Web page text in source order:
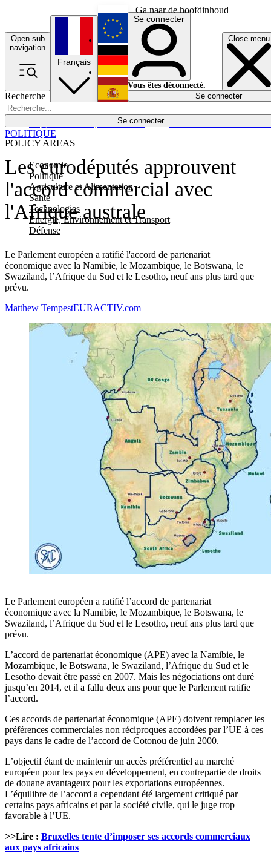
Ga naar de hoofdinhoud
Open sub
navigation
Close menu
Recherche
Se connecter
POLICY AREAS
Economie
Politique
Agriculture et Alimentation
Santé
Technologies
Energie, Environnement et Transport
Défense
Économie
Français
English
Deutsch
Español
Se connecter
Vous êtes déconnecté.
Se connecter
Les eurodéputés approuvent
l'accord commercial avec
l'Afrique australe
Le Parlement européen a ratifié l'accord de partenariat
économique avec la Namibie, le Mozambique, le Botswana, le
Swaziland, l’Afrique du Sud et le Lesotho, neuf ans plus tard que
prévu.
POLITIQUE
Matthew TempestEURACTIV.com
Le Parlement européen a ratifié l’accord de partenariat
économique avec la Namibie, le Mozambique, le Botswana, le
Swaziland, l’Afrique du Sud et le Lesotho, neuf ans plus tard que
prévu.
L’accord de partenariat économique (APE) avec la Namibie, le
Mozambique, le Botswana, le Swaziland, l’Afrique du Sud et le
Lesotho devait être passé en 2007. Mais les négociations ont duré
jusqu’en 2014, et il a fallu deux ans pour que le Parlement ratifie
l’accord.
Ces accords de partenariat économique (APE) doivent remplacer les
préférences commerciales non réciproques accordées par l’UE à ces
pays dans le cadre de l’accord de Cotonou de juin 2000.
L’objectif étant de maintenir un accès préférentiel au marché
européen pour les pays en développement, en contrepartie de droits
de douane avantageux pour les exportations européennes.
L’équilibre de l’accord a cependant été largement critiqué par
certains pays africains et par la société civile, qui le juge trop
favorable à l’UE.
>>Lire : Bruxelles tente d’imposer ses accords commerciaux
aux pays africains